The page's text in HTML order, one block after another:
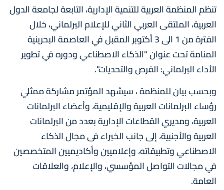
تنظم المنظمة العربية للتنمية الإدارية، التابعة لجامعة الدول
العربية، الملتقى العربي الثاني للإعلام البرلماني، خلال
الفترة من 1 الى 3 أكتوبر المقبل في العاصمة البحرينية
المنامة تحت عنوان "الذكاء الاصطناعي ودوره في تطوير
الأداء البرلماني: الفرص والتحديات".
وبحسب بيان للمنظمة ، سيشهد المؤتمر مشاركة ممثلي
رؤساء البرلمانات العربية والإقليمية، وأعضاء البرلمانات
العربية، ومديري القطاعات الإدارية بعدد من البرلمانات
العربية والأجنبية، إلى جانب الخبراء فى مجال الذكاء
الاصطناعي وتطبيقاته، وإعلاميين وأكاديميين المتخصصين
في مجالات التواصل المؤسسي، والإعلام، والعلاقات
العامة.